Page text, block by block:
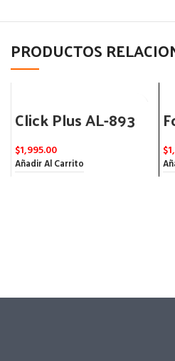
PRODUCTOS
Click Plus AL-893
$1,995.00
Añadir Al Carrito
$